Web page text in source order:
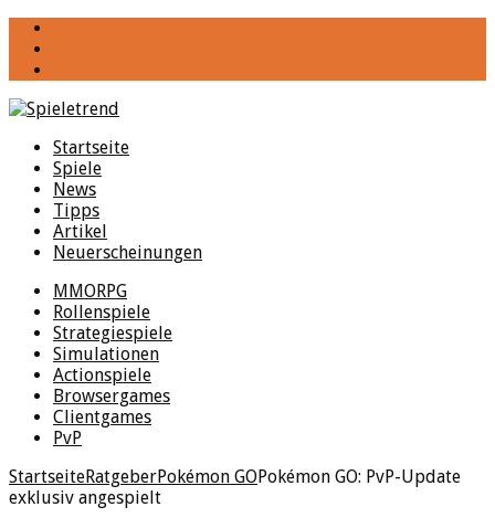
Startseite
Spiele
News
Tipps
Artikel
Neuerscheinungen
MMORPG
Rollenspiele
Strategiespiele
Simulationen
Actionspiele
Browsergames
Clientgames
PvP
StartseiteRatgeberPokémon GOPokémon GO: PvP-Update
exklusiv angespielt